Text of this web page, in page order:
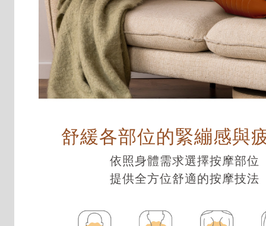
舒緩各部位的緊繃感與
依照身體需求選擇按摩部位
提供全方位舒適的按摩技法